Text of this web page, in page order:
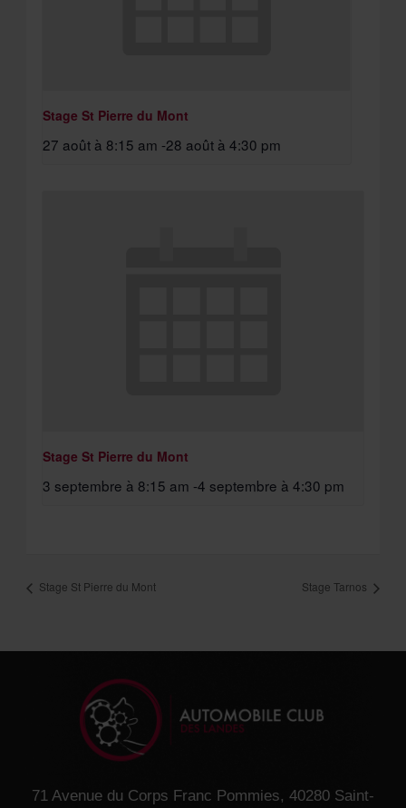
Stage St Pierre du Mont
27 août à 8:15 am -28 août à 4:30 pm
Stage St Pierre du Mont
3 septembre à 8:15 am -4 septembre à 4:30 pm
Stage St Pierre du Mont Stage Tarnos
71 Avenue du Corps Franc Pommies, 40280 Saint-